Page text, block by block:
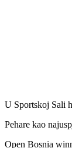
U Sportskoj Sali
Pehare kao
Open Bosnia